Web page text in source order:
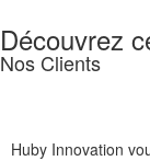
Découvrez
Nos Clients
Huby Innovation